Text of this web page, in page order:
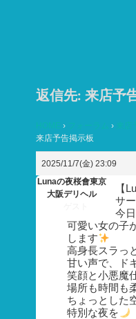
返信先: 来店予
HOME › フォーラム › 来
来店予告掲示板
2025/11/7(金) 23:09
Lunaの夜桜會東京
大阪デリヘル
【
サ
今
可愛い女の子
します
高身長スラっ
甘い声で、ド
笑顔と小悪魔
場所も時間も
ちょっとした
特別な夜を